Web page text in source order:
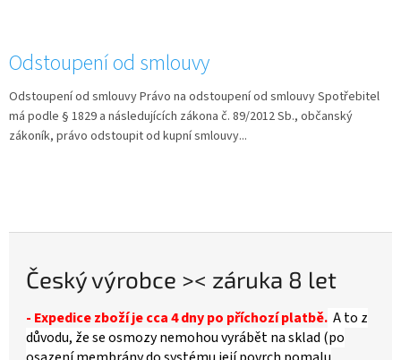
Odstoupení od smlouvy
Odstoupení od smlouvy Právo na odstoupení od smlouvy Spotřebitel
má podle § 1829 a následujících zákona č. 89/2012 Sb., občanský
zákoník, právo odstoupit od kupní smlouvy...
Český výrobce >< záruka 8 let
- Expedice zboží je cca 4 dny po příchozí platbě. A to z
důvodu, že se osmozy nemohou vyrábět na sklad (po